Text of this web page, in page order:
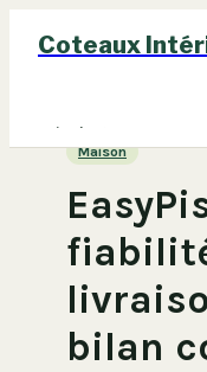
Coteaux
Bricolage
Maison
bilan